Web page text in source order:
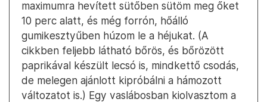
maximumra hevített sütőben sütöm meg őket
10 perc alatt, és még forrón, hőálló
gumikesztyűben húzom le a héjukat. (A
cikkben feljebb látható bőrös, és bőrözött
paprikával készült lecsó is, mindkettő csodás,
de melegen ajánlott kipróbálni a hámozott
változatot is.) Egy vaslábosban kiolvasztom a